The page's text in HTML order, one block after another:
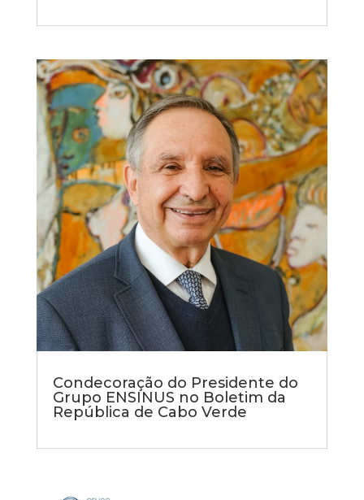
Condecoração do Presidente do
Grupo ENSINUS no Boletim da
República de Cabo Verde